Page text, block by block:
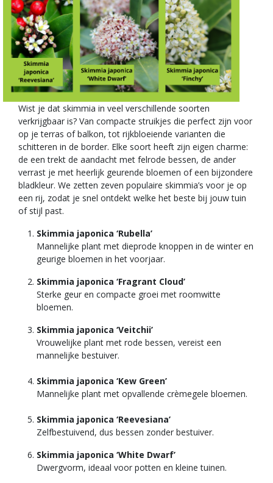
Wist je dat skimmia in veel verschillende soorten
verkrijgbaar is? Van compacte struikjes die perfect zijn voor
op je terras of balkon, tot rijkbloeiende varianten die
schitteren in de border. Elke soort heeft zijn eigen charme:
de een trekt de aandacht met felrode bessen, de ander
verrast je met heerlijk geurende bloemen of een bijzondere
bladkleur. We zetten zeven populaire skimmia’s voor je op
een rij, zodat je snel ontdekt welke het beste bij jouw tuin
of stijl past.
Skimmia japonica ‘Rubella’
Mannelijke plant met dieprode knoppen in de winter en
geurige bloemen in het voorjaar.
Skimmia japonica ‘Fragrant Cloud’
Sterke geur en compacte groei met roomwitte
bloemen.
Skimmia japonica ‘Veitchii’
Vrouwelijke plant met rode bessen, vereist een
mannelijke bestuiver.
Skimmia japonica ‘Kew Green’
Mannelijke plant met opvallende crèmegele bloemen.
Skimmia japonica ‘Reevesiana’
Zelfbestuivend, dus bessen zonder bestuiver.
Skimmia japonica ‘White Dwarf’
Dwergvorm, ideaal voor potten en kleine tuinen.